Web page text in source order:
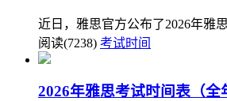
近日，雅思官方公布了2026年雅
阅读(7238) 考试时间
2026年雅思考试时间表（全